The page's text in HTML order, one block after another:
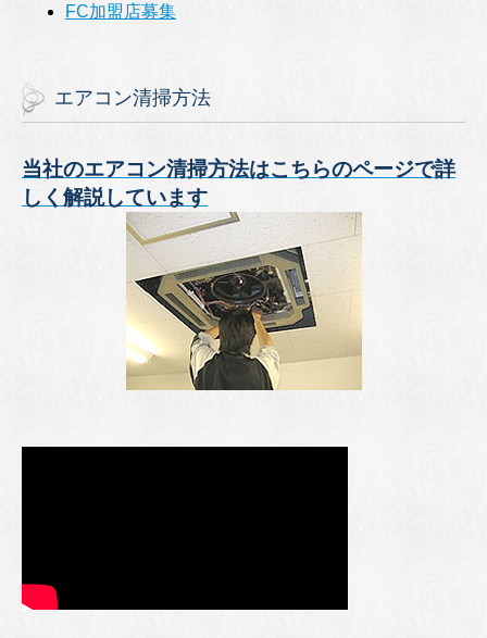
FC加盟店募集
エアコン清掃方法
当社のエアコン清掃方法はこちらのページで詳
しく解説しています